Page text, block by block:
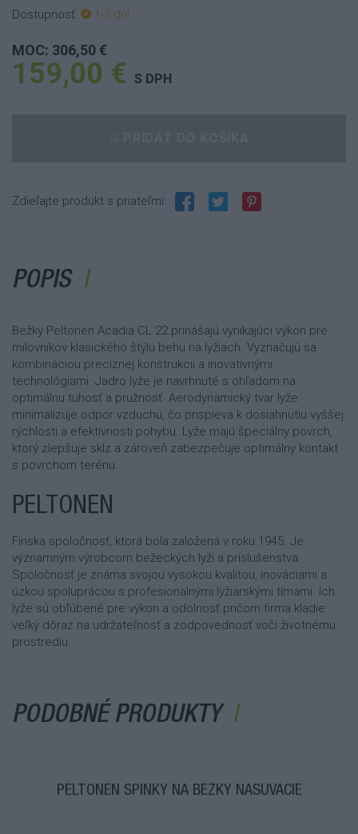
Dostupnosť: 1-3 dní
MOC: 306,50 €
159,00 € S DPH
Zdieľajte produkt s priateľmi:
POPIS
Bežky Peltonen Acadia CL 22 prinášajú vynikajúci výkon pre
milovníkov klasického štýlu behu na lyžiach. Vyznačujú sa
kombináciou precíznej konštrukcii a inovativnými
technológiami. Jadro lyže je navrhnuté s ohľadom na
optimálnu tuhosť a pružnosť. Aerodynamický tvar lyže
minimalizuje odpor vzduchu, čo prispieva k dosiahnutiu vyššej
rýchlosti a efektívnosti pohybu. Lyže majú špeciálny povrch,
ktorý zlepšuje sklz a zároveň zabezpečuje optimálny kontakt
s povrchom terénu.
PELTONEN
Fínska spoločnosť, ktorá bola založená v roku 1945. Je
významným výrobcom bežeckých lyží a príslušenstva.
Spoločnosť je známa svojou vysokou kvalitou, inováciami a
úzkou spoluprácou s profesionalnými lyžiarskými tímami. Ich
lyže sú obľúbené pre výkon a odolnosť pričom firma kladie
veľký dôraz na udržateľnosť a zodpovednosť voči životnému
prostrediu.
PODOBNÉ PRODUKTY
PELTONEN SPINKY NA BEŽKY NASÚVACIE